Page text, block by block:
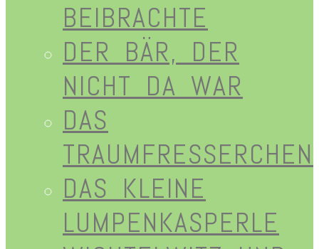
BEIBRACHTE
DER BÄR, DER
NICHT DA WAR
DAS
TRAUMFRESSERCHEN
DAS KLEINE
LUMPENKASPERLE